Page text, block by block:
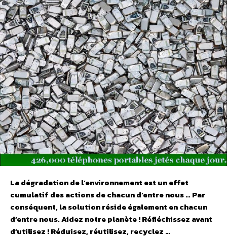
La dégradation de l’environnement est un effet
cumulatif des actions de chacun d’entre nous … Par
conséquent, la solution réside également en chacun
d’entre nous. Aidez notre planète ! Réfléchissez avant
d’utilisez ! Réduisez, réutilisez, recyclez …